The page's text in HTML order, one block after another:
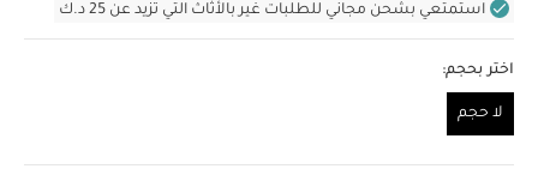
استمتعي بشحن مجاني للطلبات غير بالأثاث التي تزيد عن 25 د.ك
اختر بحجم:
لا حجم